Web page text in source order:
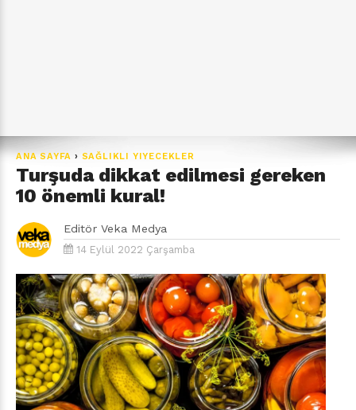
ANA SAYFA › SAĞLIKLI YIYECEKLER
Turşuda dikkat edilmesi gereken
10 önemli kural!
Editör Veka Medya
14 Eylül 2022 Çarşamba